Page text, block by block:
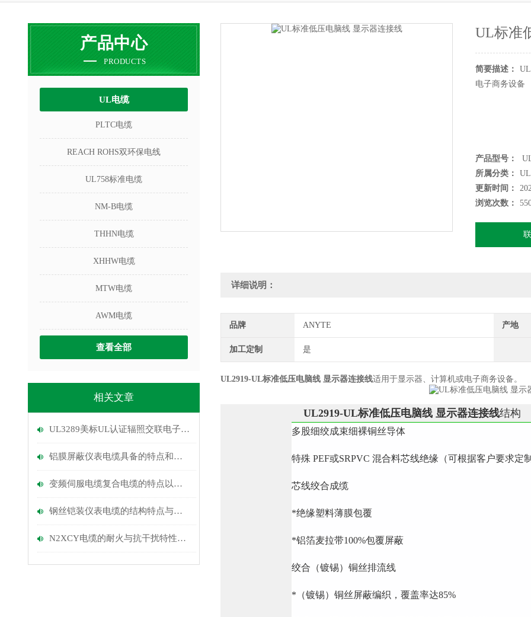
产品中心
PRODUCTS
UL电缆
PLTC电缆
REACH ROHS双环保电线
UL758标准电缆
NM-B电缆
THHN电缆
XHHW电缆
MTW电缆
AWM电缆
查看全部
相关文章
UL3289美标UL认证辐照交联电子线的弯曲寿命测试与安装规范
铝膜屏蔽仪表电缆具备的特点和使用注意点
变频伺服电缆复合电缆的特点以及性能
钢丝铠装仪表电缆的结构特点与材料选择
N2XCY电缆的耐火与抗干扰特性说明
UL标准
简要描述：
电子商务设备
产品型号：
所属分类：
更新时间：
浏览次数：
详细说明：
品牌 ANYTE 产地
加工定制 是
UL2919-UL标准低压电脑线 显示器连接线适用于显示器、计算机或电子商务设备。
UL2919-UL标准低压电脑线 显示器连接线结构
多股细绞成束细裸铜丝导体
特殊 PEF或SRPVC 混合料芯线绝缘（可根据客户要求定
芯线绞合成缆
*绝缘塑料薄膜包覆
*铝箔麦拉带100%包覆屏蔽
绞合（镀锡）铜丝排流线
*（镀锡）铜丝屏蔽编织，覆盖率达85%